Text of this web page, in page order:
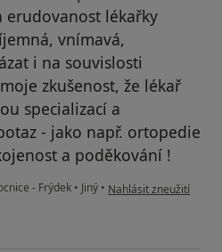
lékařky
vnímavá,
i na souvislosti
zkušenost, že lékař
specializací a
- jako např. ortopedie
a poděkování !
- Frýdek • Jiný • podle názoru uživatele
Nahlásit zneužití